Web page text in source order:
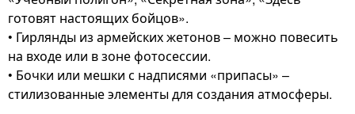
готовят настоящих бойцов».
• Гирлянды из армейских жетонов – можно повесить
на входе или в зоне фотосессии.
• Бочки или мешки с надписями «припасы» –
стилизованные элементы для создания атмосферы.